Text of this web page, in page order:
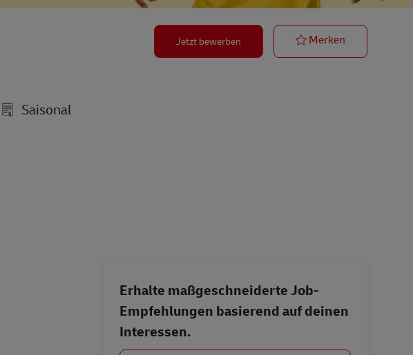
Saisonal
Jetzt bewerben Merken
Erhalte maßgeschneiderte Job-
Empfehlungen basierend auf deinen
Interessen.